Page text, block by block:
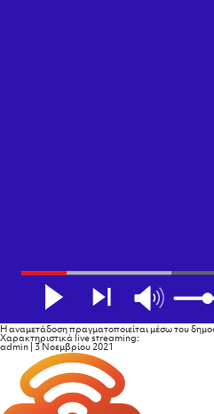
Η αναμετάδοση πραγματοποιείται μέσω του
Χαρακτηριστικά live streaming:
admin
3 Νοεμβρίου 2021